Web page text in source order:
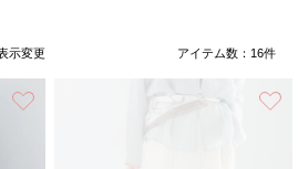
示変更 アイテム数： 16件